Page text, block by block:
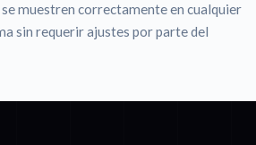
muestren correctamente en cualquier
sin requerir ajustes por parte del